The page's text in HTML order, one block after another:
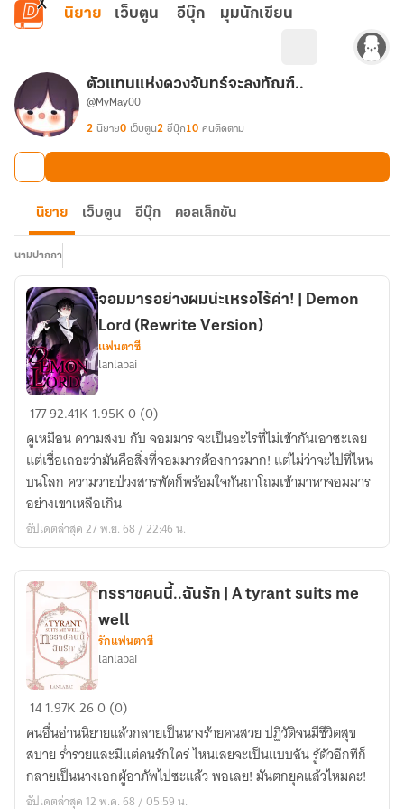
ข้ามไปยังเนื้อหาหลัก
นิยาย เว็บตูน อีบุ๊ก มุมนักเขียน
ตัวแทนแห่งดวงจันทร์จะลงทัณฑ์..
@MyMay00
2 นิยาย0 เว็บตูน2 อีบุ๊ก10 คนติดตาม
นิยาย เว็บตูน อีบุ๊ก คอลเล็กชัน
นามปากกา
จอม
มาร
อย่าง
ผม
น่ะ
เห
รอ
ค่า!
Demon
Lord
(Rewrite
Version)
จอมมารอย่างผมน่ะเหรอไร้ค่า! | Demon
Lord (Rewrite Version)
แฟนตาซี
lanlabai
17792.41K 1.95K0 (0)
ดูเหมือน ความสงบ กับ จอมมาร จะเป็นอะไรที่ไม่เข้ากันเอาซะเลย
แต่เชื่อเถอะว่ามันคือสิ่งที่จอมมารต้องการมาก! แต่ไม่ว่าจะไปที่ไหน
บนโลก ความวายป่วงสารพัดก็พร้อมใจกันถาโถมเข้ามาหาจอมมาร
อย่างเขาเหลือเกิน
อัปเดตล่าสุด 27 พ.ย. 68 / 22:46 น.
ทรราช
คน
นี้..ฉัน
รัก
|
ทรราชคนนี้..ฉันรัก | A tyrant suits me
well
รักแฟนตาซี
lanlabai
141.97K260 (0)
คนอื่นอ่านนิยายแล้วกลายเป็นนางร้ายคนสวย ปฏิวัติจนมีชีวิตสุข
สบาย ร่ำรวยและมีแต่คนรักใคร่ ไหนเลยจะเป็นแบบฉัน รู้ตัวอีกทีก็
กลายเป็นนางเอกผู้อาภัพไปซะแล้ว พอเลย! มันตกยุคแล้วไหมคะ!
อัปเดตล่าสุด 12 พ.ค. 68 / 05:59 น.